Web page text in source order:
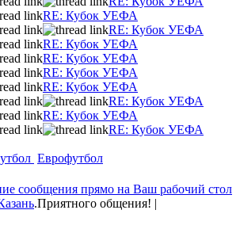
RE: Кубок УЕФА
RE: Кубок УЕФА
RE: Кубок УЕФА
RE: Кубок УЕФА
RE: Кубок УЕФА
RE: Кубок УЕФА
RE: Кубок УЕФА
RE: Кубок УЕФА
RE: Кубок УЕФА
Еврофутбол
.Приятного общения! |